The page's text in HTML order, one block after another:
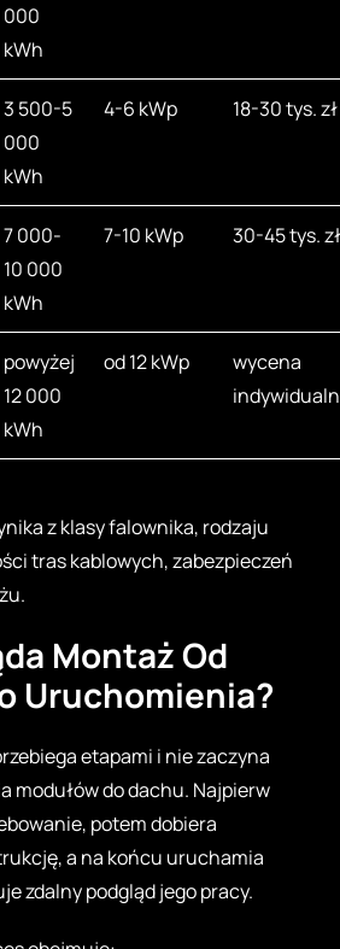
000
kWh
3 500-5
000
kWh
4-6 kWp 18-30 tys. zł
7 000-
10 000
kWh
7-10 kWp 30-45 tys. zł
powyżej
12 000
kWh
od 12 kWp
wycena
z klasy falownika, rodzaju
tras kablowych, zabezpieczeń
Montaż Od
Uruchomienia?
etapami i nie zaczyna
modułów do dachu. Najpierw
potem dobiera
a na końcu uruchamia
zdalny podgląd jego pracy.